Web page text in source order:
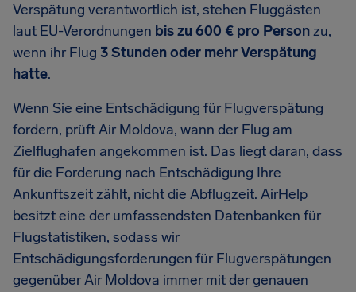
Verspätung verantwortlich ist, stehen Fluggästen
laut EU-Verordnungen bis zu 600 € pro Personzu,
wenn ihr Flug 3 Stunden oder mehr Verspätung
hatte.
Wenn Sie eine Entschädigung für Flugverspätung
fordern, prüft Air Moldova, wann der Flug am
Zielflughafen angekommen ist. Das liegt daran, dass
für die Forderung nach Entschädigung Ihre
Ankunftszeit zählt, nicht die Abflugzeit. AirHelp
besitzt eine der umfassendsten Datenbanken für
Flugstatistiken, sodass wir
Entschädigungsforderungen für Flugverspätungen
gegenüber Air Moldova immer mit der genauen